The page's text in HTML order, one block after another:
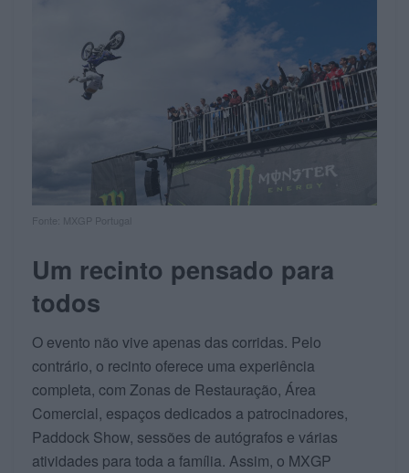
Fonte: MXGP Portugal
Um recinto pensado para
todos
O evento não vive apenas das corridas. Pelo
contrário, o recinto oferece uma experiência
completa, com Zonas de Restauração, Área
Comercial, espaços dedicados a patrocinadores,
Paddock Show, sessões de autógrafos e várias
atividades para toda a família. Assim, o MXGP